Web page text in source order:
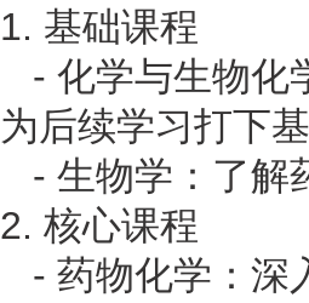
1. 基础课程
- 化学与生物化
为后续学习打下基
- 生物学：了解
2. 核心课程
- 药物化学：深